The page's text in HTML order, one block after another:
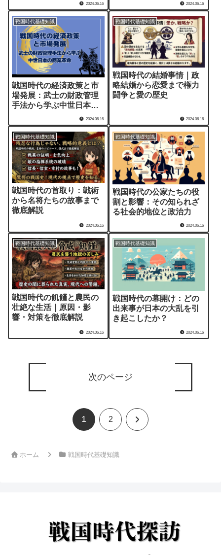
2024.06.16 2024.06.16
戦国時代基礎知識
戦国時代の経済政策と市
場発展：武士の財政管理
手法から学ぶ中世日本の
2024.06.16
戦国時代基礎知識
戦国時代の結婚事情｜政
略結婚から恋愛まで権力
闘争と愛の歴史
2024.06.16
戦国時代基礎知識
戦国時代の首取り：戦術
から名将たちの故事まで
徹底解説
2024.06.16
戦国時代基礎知識
戦国時代の公家たちの役
割と影響：その知られざ
る社会的地位と政治力
2024.06.16
戦国時代基礎知識
戦国時代の飢饉と農民の
壮絶な生活｜原因・影
響・対策を徹底解説
2024.06.16
戦国時代基礎知識
戦国時代の幕開け：どの
出来事が日本の大乱を引
き起こしたか？
2024.06.16
次のページ
1 2 次
ホーム 戦国時代基礎知識